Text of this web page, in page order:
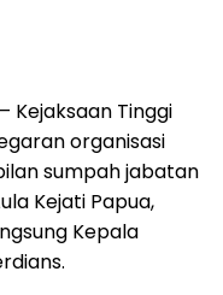
Kejaksaan Tinggi
organisasi
sumpah jabatan
Kejati Papua,
Kepala